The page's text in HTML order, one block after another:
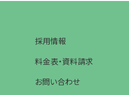
採用情報
料金表・資料請求
お問い合わせ